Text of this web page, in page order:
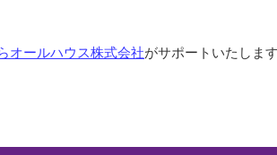
オールハウス株式会社がサポートいたしま